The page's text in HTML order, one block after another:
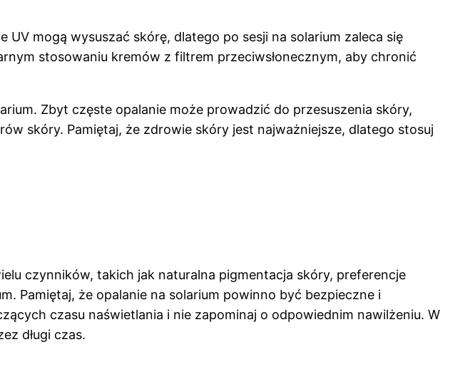
mogą wysuszać skórę, dlatego po sesji na solarium zaleca się
stosowaniu kremów z filtrem przeciwsłonecznym, aby chronić
Zbyt częste opalanie może prowadzić do przesuszenia skóry,
skóry. Pamiętaj, że zdrowie skóry jest najważniejsze, dlatego stosuj
czynników, takich jak naturalna pigmentacja skóry, preferencje
Pamiętaj, że opalanie na solarium powinno być bezpieczne i
czasu naświetlania i nie zapominaj o odpowiednim nawilżeniu. W
długi czas.